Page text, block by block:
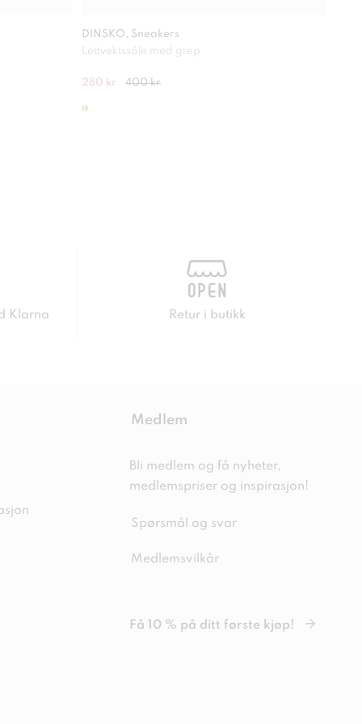
DINSKO, Sneakers
Lettvektssåle med grep
280 kr 400 kr
Klarna Retur i butikk
Medlem
Bli medlem og få nyheter,
medlemspriser og inspirasjon!
Spørsmål og svar
Medlemsvilkår
Få 10 % på ditt første kjøp!